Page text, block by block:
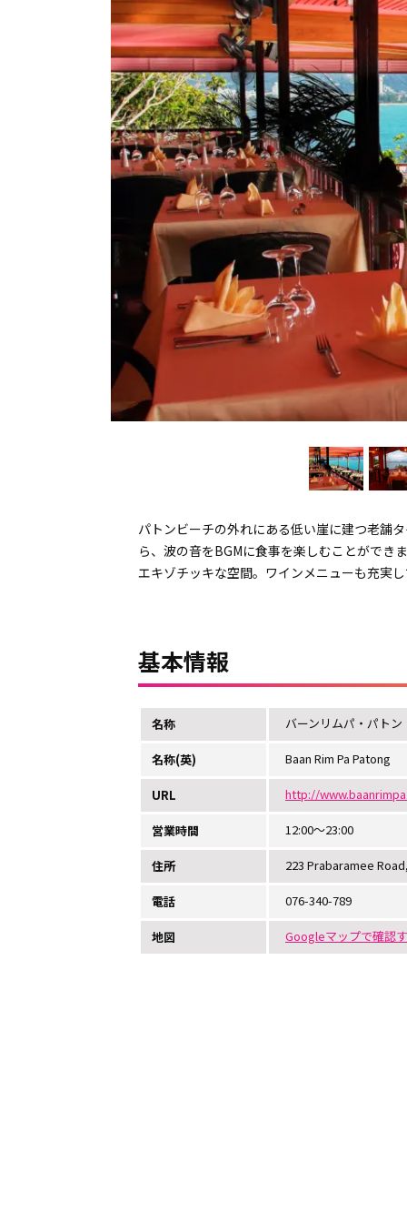
パトンビーチの外れにある低い崖に建つ老舗
ら、波の音をBGMに食事を楽しむことができ
エキゾチッキな空間。ワインメニューも充実
基本情報
名称 バーンリムパ・パトン
名称(英) Baan Rim Pa Patong
URL http://
営業時間 12:00〜23:00
住所 223 Prabaramee
電話 076-340-789
地図 Googleマップで確認